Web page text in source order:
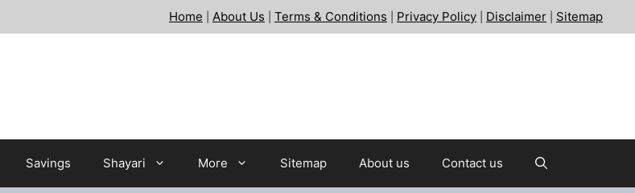
Home About Us Terms & Conditions Privacy Policy Disclaimer Sitemap
Savings Shayari More Sitemap About us Contact us